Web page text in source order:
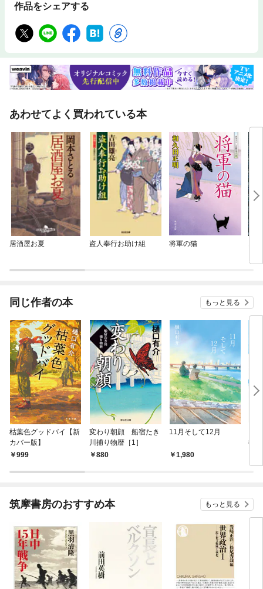
作品をシェアする
あわせてよく買われている本
居酒屋お夏 盗人奉行お助け組 将軍の猫
同じ作者の本 もっと見る
枯葉色グッドバイ【新
カバー版】
999
変わり朝顔 船宿たき
川捕り物暦［1］
880
11月そして12月
1,980
微笑
筑摩書房のおすすめ本 もっと見る